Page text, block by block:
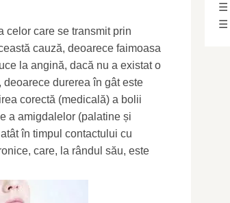
celor care se transmit prin
cauză, deoarece faimoasa
la angină, dacă nu a existat o
durerea în gât este
corectă (medicală) a bolii
a amigdalelor (palatine și
în ​​timpul contactului cu
care, la rândul său, este
☰
☰